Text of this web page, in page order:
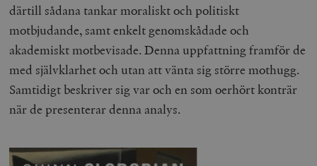
därtill sådana tankar moraliskt och politiskt
motbjudande, samt enkelt genomskådade och
akademiskt motbevisade. Denna uppfattning framför de
med självklarhet och utan att vänta sig större mothugg.
Samtidigt beskriver sig var och en som oerhört konträr
när de presenterar denna analys.